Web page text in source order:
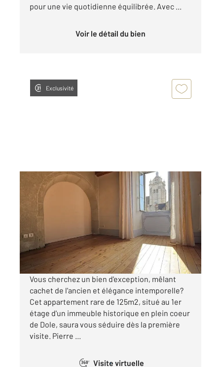
pour une vie quotidienne équilibrée. Avec ...
Voir le détail du bien
Exclusivité
DOLE 39
125 m
, 5 pièces
Ref : 13028
Appartement F3 à vendre
295 000 €
Visiter le site dédié
Vous cherchez un bien d'exception, mêlant
cachet de l'ancien et élégance intemporelle?
Cet appartement rare de 125m2, situé au 1er
étage d'un immeuble historique en plein coeur
de Dole, saura vous séduire dès la première
visite. Pierre ...
360° Visite virtuelle